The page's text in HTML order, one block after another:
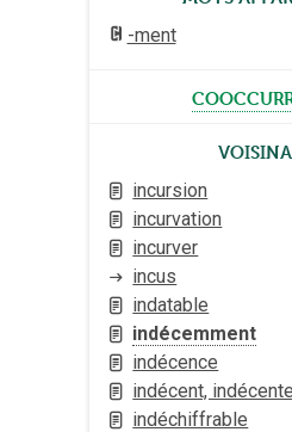
-ment
incursion
incurvation
incurver
incus
indatable
indécemment
indécence
indécent,
indéchiffrable